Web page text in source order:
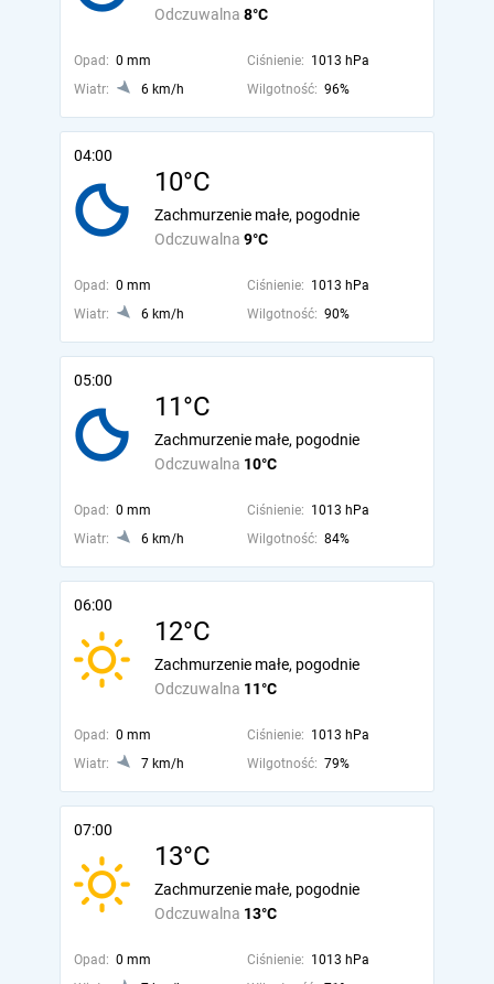
Odczuwalna 8°C
Opad: 0 mm Ciśnienie: 1013 hPa
Wiatr:
6 km/h Wilgotność: 96%
04:00
10°C
Odczuwalna 9°C
Zachmurzenie małe, pogodnie
Opad: 0 mm Ciśnienie: 1013 hPa
Wiatr:
6 km/h Wilgotność: 90%
05:00
11°C
Odczuwalna 10°C
Zachmurzenie małe, pogodnie
Opad: 0 mm Ciśnienie: 1013 hPa
Wiatr:
6 km/h Wilgotność: 84%
06:00
12°C
Odczuwalna 11°C
Zachmurzenie małe, pogodnie
Opad: 0 mm Ciśnienie: 1013 hPa
Wiatr:
7 km/h Wilgotność: 79%
07:00
13°C
Odczuwalna 13°C
Zachmurzenie małe, pogodnie
Opad: 0 mm Ciśnienie: 1013 hPa